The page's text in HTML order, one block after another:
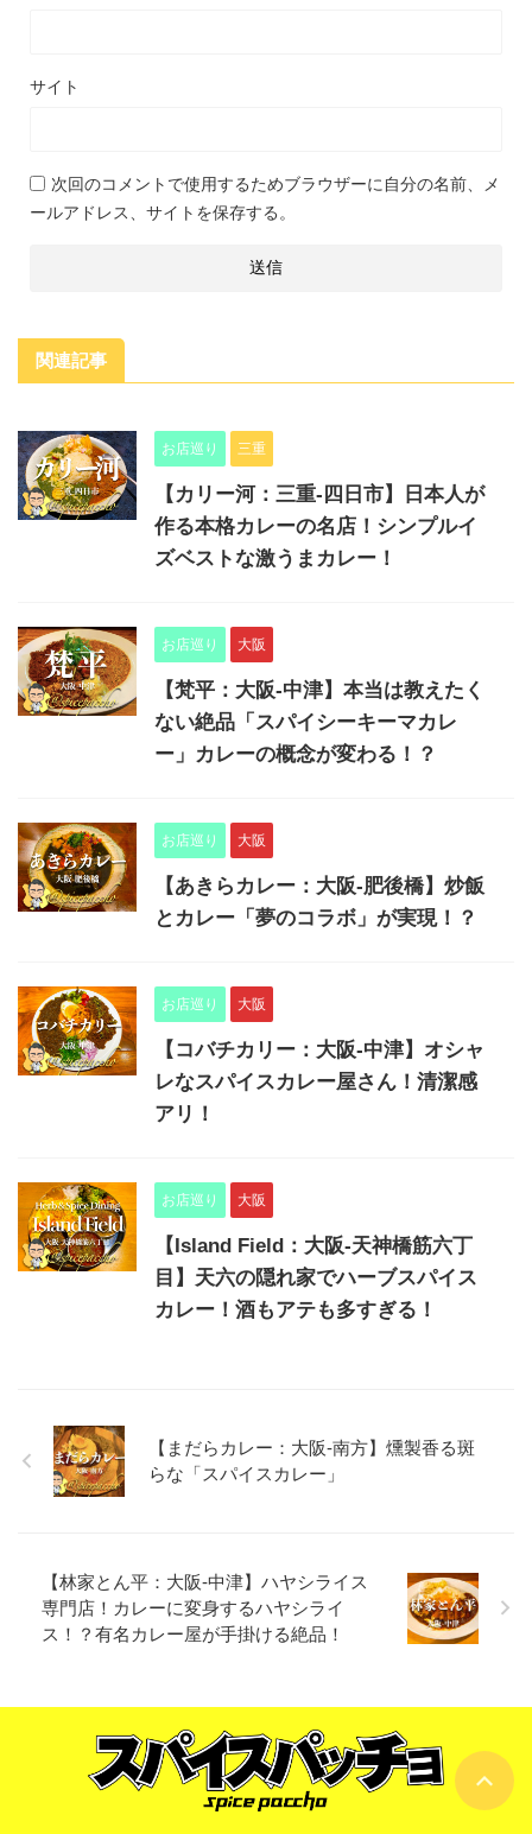
サイト
次回のコメントで使用するためブラウザーに自分の名前、メ
ールアドレス、サイトを保存する。
関連記事
お店巡り 三重
【カリー河：三重-四日市】日本人が
作る本格カレーの名店！シンプルイ
ズベストな激うまカレー！
お店巡り 大阪
【梵平：大阪-中津】本当は教えたく
ない絶品「スパイシーキーマカレ
ー」カレーの概念が変わる！？
お店巡り 大阪
【あきらカレー：大阪-肥後橋】炒飯
とカレー「夢のコラボ」が実現！？
お店巡り 大阪
【コバチカリー：大阪-中津】オシャ
レなスパイスカレー屋さん！清潔感
アリ！
お店巡り 大阪
【Island Field：大阪-天神橋筋六丁
目】天六の隠れ家でハーブスパイス
カレー！酒もアテも多すぎる！
【まだらカレー：大阪-南方】燻製香る斑
らな「スパイスカレー」
【林家とん平：大阪-中津】ハヤシライス
専門店！カレーに変身するハヤシライ
ス！？有名カレー屋が手掛ける絶品！